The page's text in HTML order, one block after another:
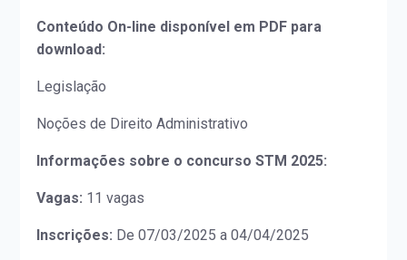
Conteúdo On-line disponível em PDF para
download:
Legislação
Noções de Direito Administrativo
Informações sobre o concurso STM 2025:
Vagas: 11 vagas
Inscrições: De 07/03/2025 a 04/04/2025